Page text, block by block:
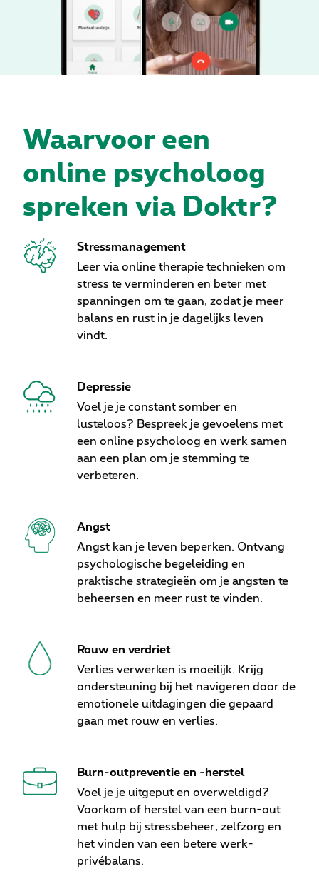
Waarvoor een
online psycholoog
spreken via Doktr?
Stressmanagement
Leer via online therapie technieken om
stress te verminderen en beter met
spanningen om te gaan, zodat je meer
balans en rust in je dagelijks leven
vindt.
Depressie
Voel je je constant somber en
lusteloos? Bespreek je gevoelens met
een online psycholoog en werk samen
aan een plan om je stemming te
verbeteren.
Angst
Angst kan je leven beperken. Ontvang
psychologische begeleiding en
praktische strategieën om je angsten te
beheersen en meer rust te vinden.
Rouw en verdriet
Verlies verwerken is moeilijk. Krijg
ondersteuning bij het navigeren door de
emotionele uitdagingen die gepaard
gaan met rouw en verlies.
Burn-outpreventie en -herstel
Voel je je uitgeput en overweldigd?
Voorkom of herstel van een burn-out
met hulp bij stressbeheer, zelfzorg en
het vinden van een betere werk-
privébalans.